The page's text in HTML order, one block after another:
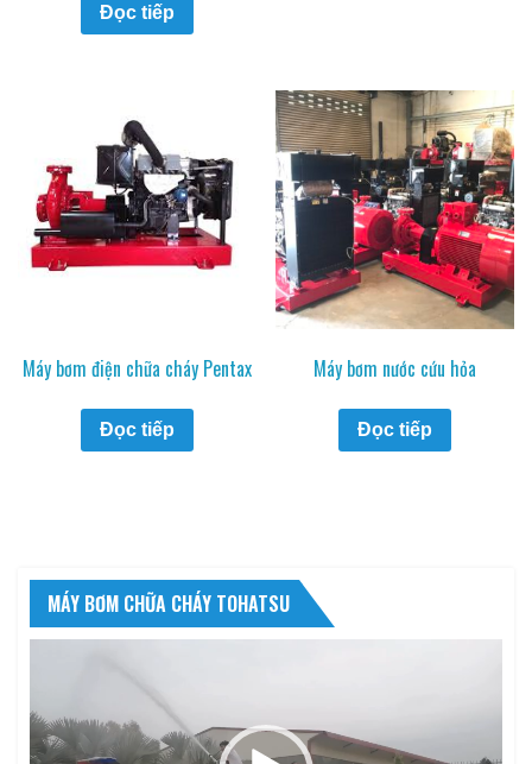
Đọc tiếp
Máy bơm điện chữa cháy Pentax
Đọc tiếp
Máy bơm nước cứu hỏa
Đọc tiếp
MÁY BƠM CHỮA CHÁY TOHATSU
Video